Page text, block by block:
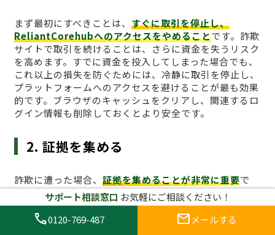
まず最初にすべきことは、 すぐに取引を停止し、
ReliantCorehubへのアクセスをやめることです。詐欺
サイトで取引を続けることは、さらに資金を失うリスク
を高めます。すでに資金を投入してしまった場合でも、
これ以上の損失を防ぐためには、冷静に取引を停止し、
プラットフォームへのアクセスを避けることが最も効果
的です。ブラウザのキャッシュをクリアし、関連するロ
グイン情報も削除しておくとより安全です。
2. 証拠を集める
詐欺に遭った場合、 証拠を集めることが非常に重要で
す。取引履歴、入金記録、通信内容、スクリーンショッ
トなど、可能な限り詳細な証拠を収集しましょう。これ
らの証拠は後に被害届を提出する際に非常に役立ちま
サポート相談窓口 お気軽にご相談ください！
call0120-769-487 mail メールする